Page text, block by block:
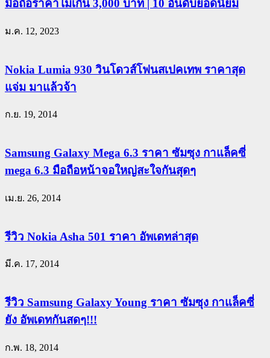
มือถือราคาไม่เกิน 3,000 บาท | 10 อันดับยอดนิยม
ม.ค. 12, 2023
Nokia Lumia 930 วินโดวส์โฟนสเปคเทพ ราคาสุด
แจ่ม มาแล้วจ้า
ก.ย. 19, 2014
Samsung Galaxy Mega 6.3 ราคา ซัมซุง กาแล็คซี่
mega 6.3 มือถือหน้าจอใหญ่สะใจกันสุดๆ
เม.ย. 26, 2014
รีวิว Nokia Asha 501 ราคา อัพเดทล่าสุด
มี.ค. 17, 2014
รีวิว Samsung Galaxy Young ราคา ซัมซุง กาแล็คซี่
ยัง อัพเดทกันสดๆ!!!
ก.พ. 18, 2014